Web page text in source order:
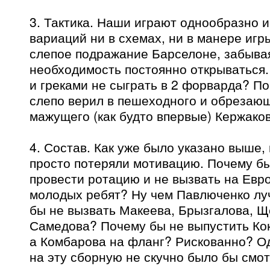
3. Тактика. Наши играют однообразно
вариаций ни в схемах, ни в манере
слепое подражание Барселоне,
необходимость постоянно
и греками не сыграть в 2 форварда?
слепо верил в пешеходного и
мажущего (как будто впервые)
4. Состав. Как уже было указано выше,
просто потеряли мотивацию. Почему
провести ротацию и не вызвать на
молодых ребят? Ну чем Павлюченко
бы не вызвать Макеева, Брызгалова,
Самедова? Почему бы не выпустить
а Комбарова на фланг? Рискованно?
на эту сборную не скучно было бы